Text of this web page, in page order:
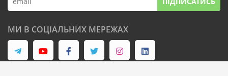
МИ В СОЦІАЛЬНИХ МЕРЕЖАХ